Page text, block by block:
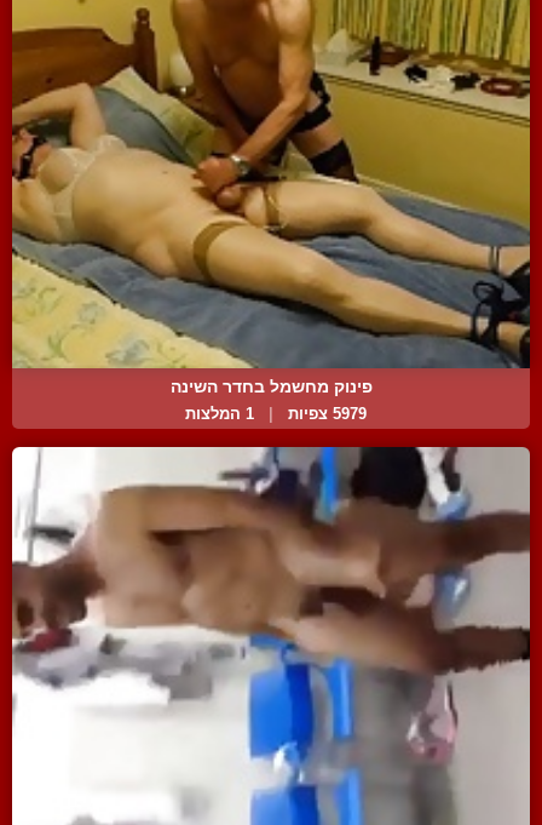
פינוק מחשמל בחדר השינה
5979 צפיות | 1 המלצות